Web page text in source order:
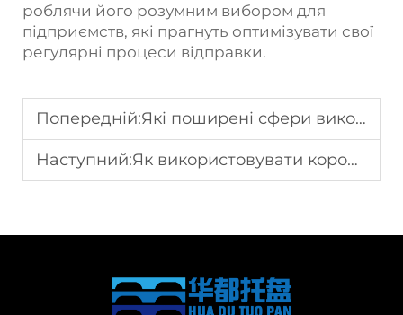
роблячи його розумним вибором для
підприємств, які прагнуть оптимізувати свої
регулярні процеси відправки.
Попередній:Які поширені сфери використання пластикових ящиків-кришок?
Наступний:Як використовувати коробки для зберігання, щоб покращити управління запасами